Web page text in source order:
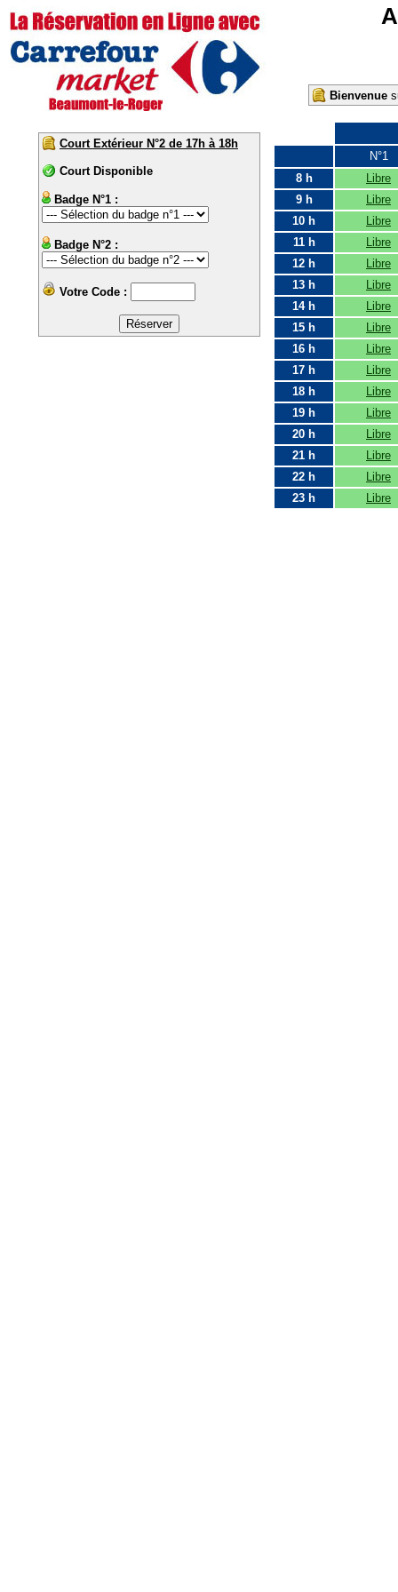
Bienvenue
Court Extérieur N°2 de 17h à 18h
Court Disponible
Badge N°1 :
Badge N°2 :
Votre Code :
N°1
8 h
Libre
9 h
Libre
10 h
Libre
11 h
Libre
12 h
Libre
13 h
Libre
14 h
Libre
15 h
Libre
16 h
Libre
17 h
Libre
18 h
Libre
19 h
Libre
20 h
Libre
21 h
Libre
22 h
Libre
23 h
Libre